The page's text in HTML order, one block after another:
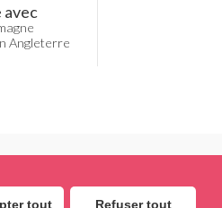
tout Refuser tout
avec
Angleterre